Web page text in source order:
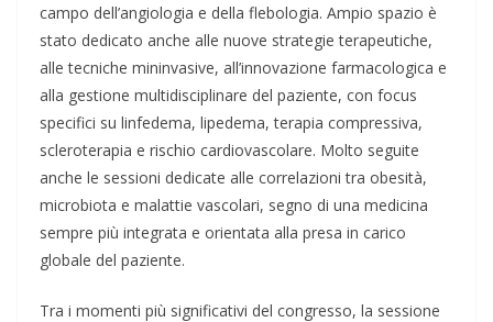
campo dell’angiologia e della flebologia. Ampio spazio è
stato dedicato anche alle nuove strategie terapeutiche,
alle tecniche mininvasive, all’innovazione farmacologica e
alla gestione multidisciplinare del paziente, con focus
specifici su linfedema, lipedema, terapia compressiva,
scleroterapia e rischio cardiovascolare. Molto seguite
anche le sessioni dedicate alle correlazioni tra obesità,
microbiota e malattie vascolari, segno di una medicina
sempre più integrata e orientata alla presa in carico
globale del paziente.
Tra i momenti più significativi del congresso, la sessione